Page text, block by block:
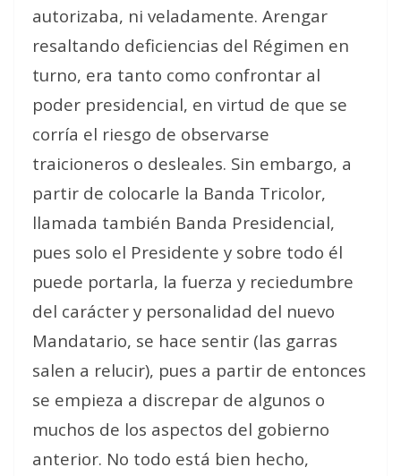
autorizaba, ni veladamente. Arengar
resaltando deficiencias del Régimen en
turno, era tanto como confrontar al
poder presidencial, en virtud de que se
corría el riesgo de observarse
traicioneros o desleales. Sin embargo, a
partir de colocarle la Banda Tricolor,
llamada también Banda Presidencial,
pues solo el Presidente y sobre todo él
puede portarla, la fuerza y reciedumbre
del carácter y personalidad del nuevo
Mandatario, se hace sentir (las garras
salen a relucir), pues a partir de entonces
se empieza a discrepar de algunos o
muchos de los aspectos del gobierno
anterior. No todo está bien hecho,